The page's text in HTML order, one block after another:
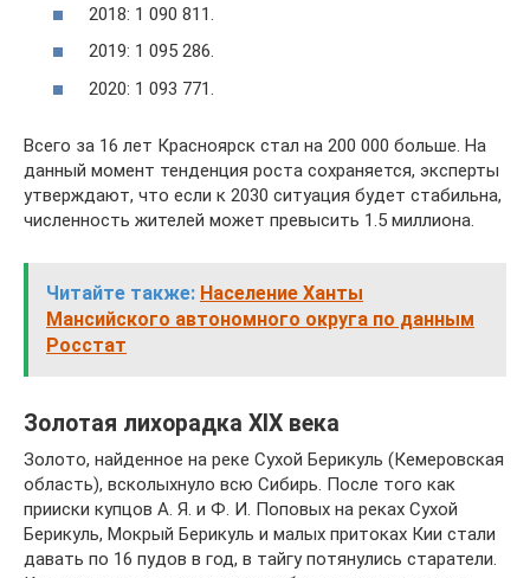
2018: 1 090 811.
2019: 1 095 286.
2020: 1 093 771.
Всего за 16 лет Красноярск стал на 200 000 больше. На
данный момент тенденция роста сохраняется, эксперты
утверждают, что если к 2030 ситуация будет стабильна,
численность жителей может превысить 1.5 миллиона.
Читайте также: Население Ханты
Мансийского автономного округа по данным
Росстат
Золотая лихорадка XIX века
Золото, найденное на реке Сухой Берикуль (Кемеровская
область), всколыхнуло всю Сибирь. После того как
прииски купцов А. Я. и Ф. И. Поповых на реках Сухой
Берикуль, Мокрый Берикуль и малых притоках Кии стали
давать по 16 пудов в год, в тайгу потянулись старатели.